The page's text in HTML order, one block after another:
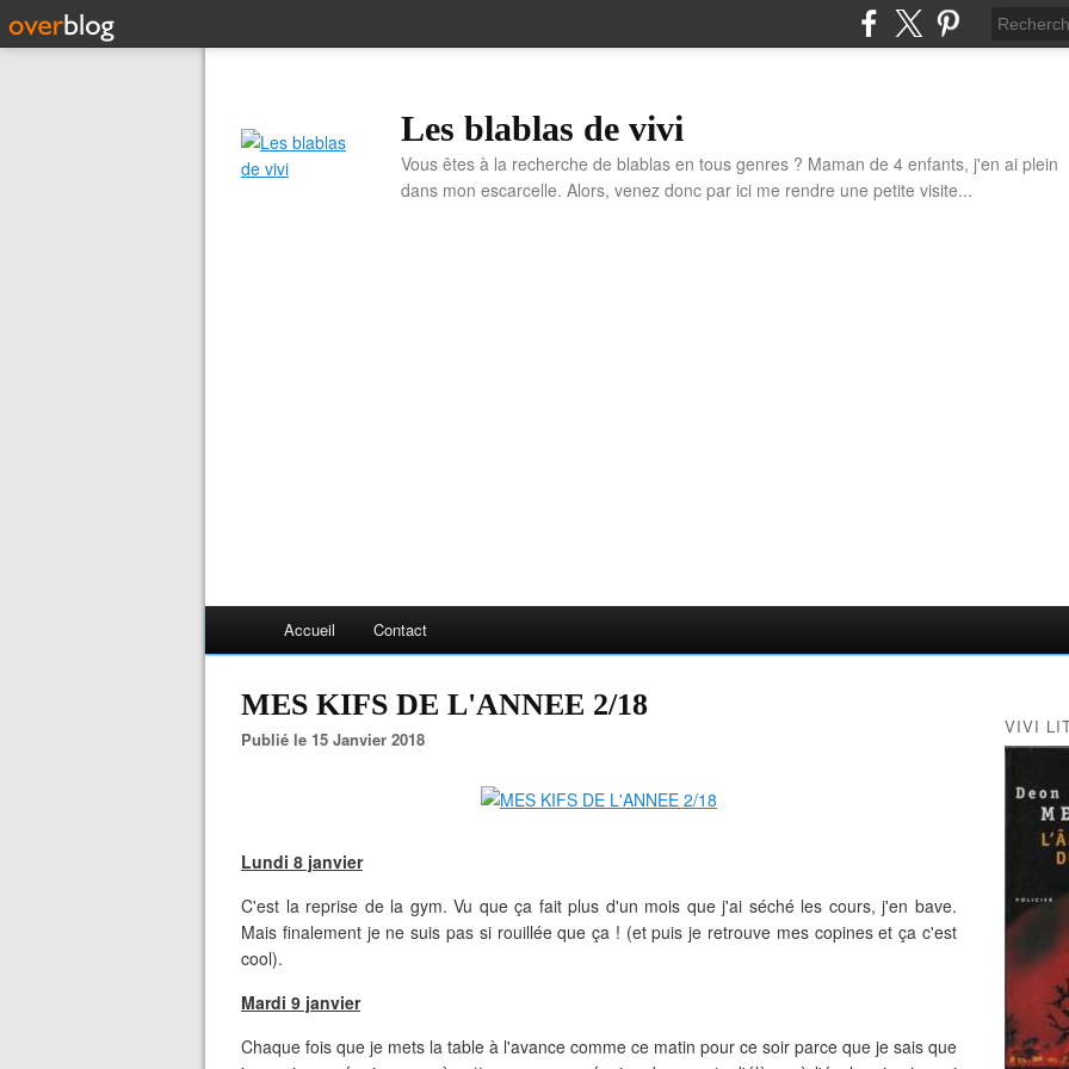
Les blablas de vivi
Vous êtes à la recherche de blablas en tous genres ? Maman de 4 enfants, j'en ai plein
dans mon escarcelle. Alors, venez donc par ici me rendre une petite visite...
Accueil Contact
MES KIFS DE L'ANNEE 2/18
Publié le 15 Janvier 2018
Lundi 8 janvier
C'est la reprise de la gym. Vu que ça fait plus d'un mois que j'ai séché les cours, j'en bave.
Mais finalement je ne suis pas si rouillée que ça ! (et puis je retrouve mes copines et ça c'est
cool).
Mardi 9 janvier
Chaque fois que je mets la table à l'avance comme ce matin pour ce soir parce que je sais que
VIVI